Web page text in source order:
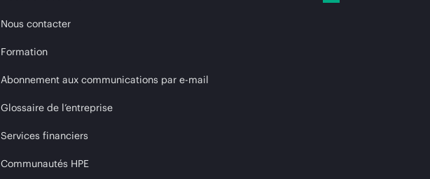
Nous contacter
Formation
Abonnement aux communications par e-mail
Glossaire de l’entreprise
Services financiers
Communautés HPE